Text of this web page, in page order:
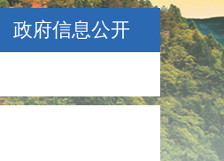
政府信息公开